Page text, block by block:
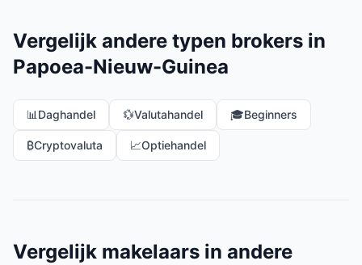
Vergelijk andere typen brokers in
Papoea-Nieuw-Guinea
📊 Daghandel 💱Valutahandel 🎓Beginners
₿Cryptovaluta 📈Optiehandel
Vergelijk makelaars in andere